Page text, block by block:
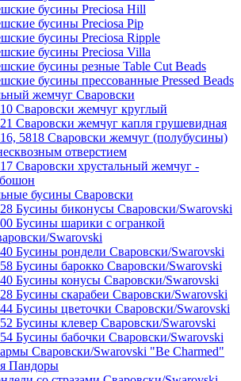
бусины Preciosa Hill
бусины Preciosa Pip
бусины Preciosa Ripple
бусины Preciosa Villa
бусины резные Table Cut Beads
бусины прессованные Pressed Beads
жемчуг Сваровски
Сваровски жемчуг круглый
Сваровски жемчуг капля грушевидная
5818 Сваровски жемчуг (полубусины)
отверстием
Сваровски хрустальный жемчуг -
бусины Сваровски
Бусины биконусы Сваровски/Swarovski
Бусины шарики с огранкой
Swarovski
Бусины рондели Сваровски/Swarovski
Бусины барокко Сваровски/Swarovski
Бусины конусы Сваровски/Swarovski
Бусины скарабеи Сваровски/Swarovski
Бусины цветочки Сваровски/Swarovski
Бусины клевер Сваровски/Swarovski
Бусины бабочки Сваровски/Swarovski
Сваровски/Swarovski "Be Charmed"
Пандоры